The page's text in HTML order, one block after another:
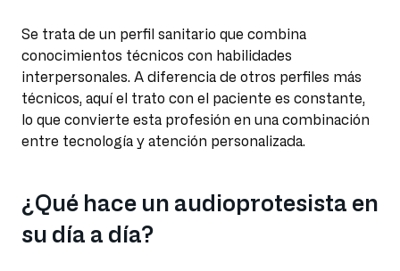
Se trata de un perfil sanitario que combina
conocimientos técnicos con habilidades
interpersonales. A diferencia de otros perfiles más
técnicos, aquí el trato con el paciente es constante,
lo que convierte esta profesión en una combinación
entre tecnología y atención personalizada.
¿Qué hace un audioprotesista en
su día a día?